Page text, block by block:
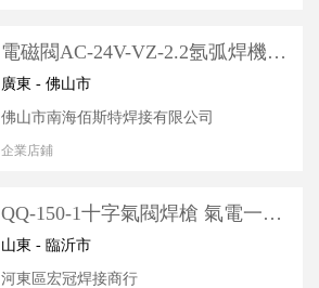
電磁閥AC-24V-VZ-2.2氬弧焊機電
磁閥/氣閥/不帶扣非自鎖和帶反扣
廣東 - 佛山市
佛山市南海佰斯特焊接有限公司
企業店鋪
QQ-150-1十字氣閥焊槍 氣電一體
式 劃弧槍頭 不銹鋼氬弧焊槍
山東 - 臨沂市
河東區宏冠焊接商行